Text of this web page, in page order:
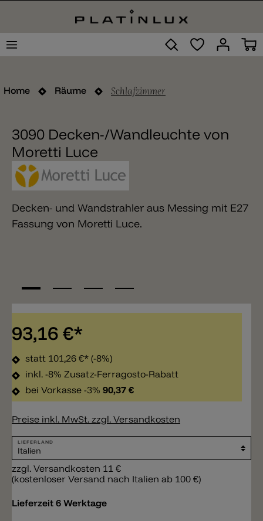
Home Räume Schlafzimmer
3090 Decken-/Wandleuchte von
Moretti Luce
Decken- und Wandstrahler aus Messing mit E27
Fassung von Moretti Luce.
93,16 €*
statt 101,26 €* (-8%)
inkl. -8% Zusatz-Ferragosto-Rabatt
bei Vorkasse -3% 90,37 €
Preise inkl. MwSt. zzgl. Versandkosten
LIEFERLAND
zzgl. Versandkosten 11 €
(kostenloser Versand nach Italien ab 100 €)
Lieferzeit 6 Werktage